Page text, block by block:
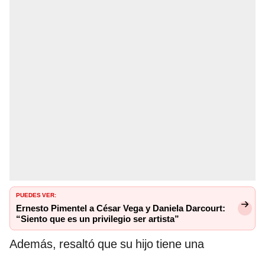
PUEDES VER:
Ernesto Pimentel a César Vega y Daniela Darcourt:
“Siento que es un privilegio ser artista”
Además, resaltó que su hijo tiene una